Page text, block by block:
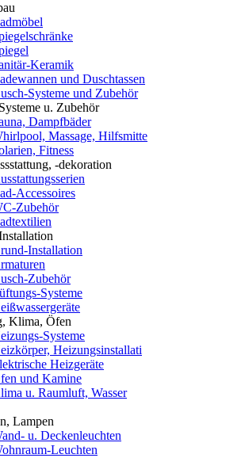
Keramik
und Duschtassen
Systeme und Zubehör
u. Zubehör
Dampfbäder
Massage, Hilfsmitte
Fitness
-dekoration
Accessoires
Zubehör
Installation
Zubehör
Systeme
Klima, Öfen
Systeme
Heizungsinstallati
Heizgeräte
und Kamine
u. Raumluft, Wasser
Lampen
u. Deckenleuchten
Leuchten